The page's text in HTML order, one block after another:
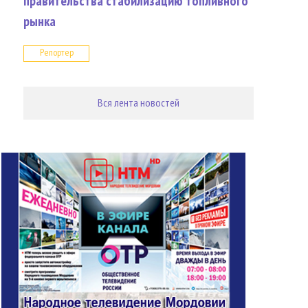
рынка
Репортер
Вся лента новостей